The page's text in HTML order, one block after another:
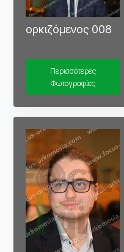
ορκιζόμενος 008
Περισσότερες
Φωτογραφίες